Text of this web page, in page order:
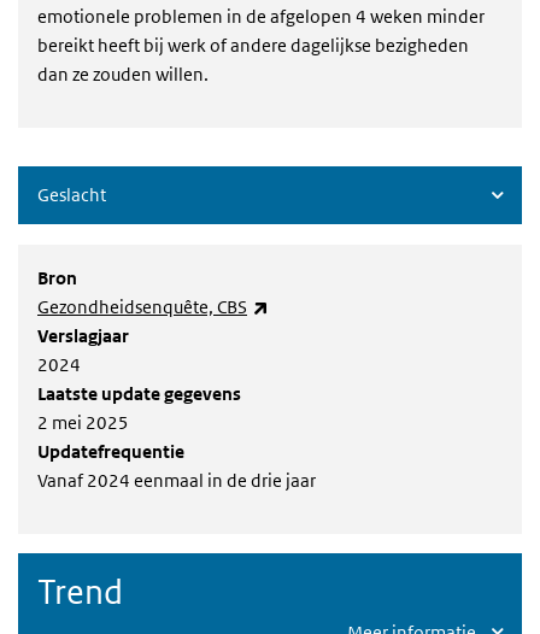
emotionele problemen in de afgelopen 4 weken minder
bereikt heeft bij werk of andere dagelijkse bezigheden
dan ze zouden willen.
Geslacht
Bron
Gezondheidsenquête, CBS
Verslagjaar
2024
Laatste update gegevens
2 mei 2025
Updatefrequentie
Vanaf 2024 eenmaal in de drie jaar
Trend